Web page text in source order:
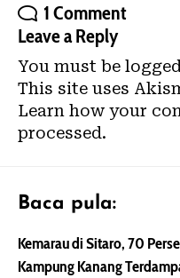
1 Comment
Leave a Reply
You must be
This site uses
Learn how your
processed.
Baca pula:
Kemarau di Sitaro, 70
Kampung Kanang